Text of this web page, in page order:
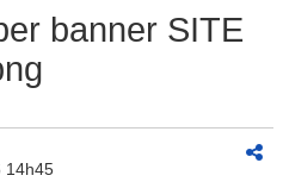
banner SITE
14h45